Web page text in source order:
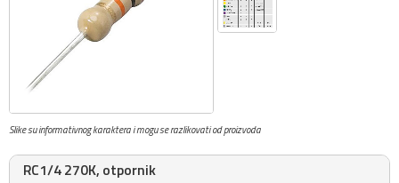
Slike su informativnog karaktera i mogu se razlikovati od proizvoda
RC1/4 270K, otpornik